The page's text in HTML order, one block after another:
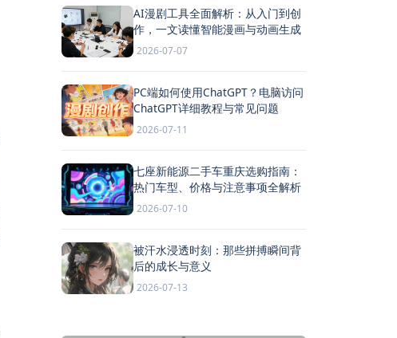
AI漫剧工具全面解析：从入门到创
作，一文读懂智能漫画与动画生成
2026-07-07
PC端如何使用ChatGPT？电脑访问
ChatGPT详细教程与常见问题
2026-07-11
七座新能源二手车重庆选购指南：
热门车型、价格与注意事项全解析
2026-07-10
被汗水浸透时刻：那些拼搏瞬间背
后的成长与意义
2026-07-13